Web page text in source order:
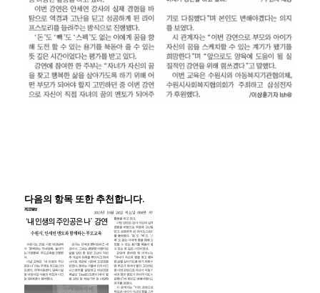
다음의 항목 또한 추천합니다.